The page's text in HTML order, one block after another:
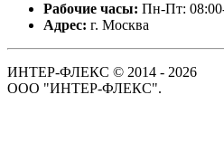
Рабочие часы: Пн-Пт:
Адрес: г. Москва
ИНТЕР-ФЛЕКС © 2014 - 2026
ООО "ИНТЕР-ФЛЕКС".